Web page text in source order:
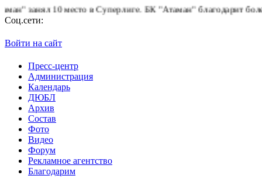
10 место в Суперлиге.БК "Атаман" благодарит
Соц.сети:
Войти на сайт
Пресс-центр
Администрация
Календарь
ДЮБЛ
Архив
Состав
Фото
Видео
Форум
Рекламное агентство
Благодарим